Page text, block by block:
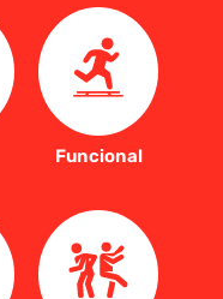
Funcional